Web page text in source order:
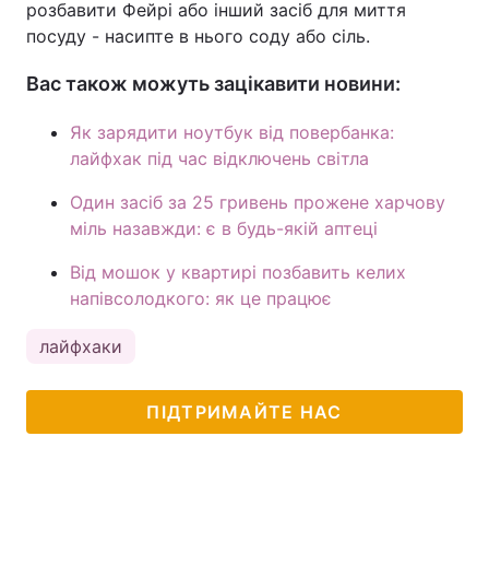
розбавити Фейрі або інший засіб для миття
посуду - насипте в нього соду або сіль.
Вас також можуть зацікавити новини:
Як зарядити ноутбук від повербанка:
лайфхак під час відключень світла
Один засіб за 25 гривень прожене харчову
міль назавжди: є в будь-якій аптеці
Від мошок у квартирі позбавить келих
напівсолодкого: як це працює
лайфхаки
ПІДТРИМАЙТЕ НАС